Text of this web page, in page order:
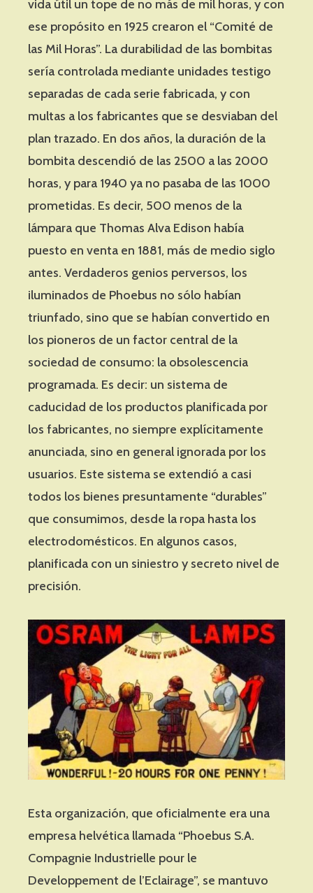
vida útil un tope de no más de mil horas, y con
ese propósito en 1925 crearon el “Comité de
las Mil Horas”. La durabilidad de las bombitas
sería controlada mediante unidades testigo
separadas de cada serie fabricada, y con
multas a los fabricantes que se desviaban del
plan trazado. En dos años, la duración de la
bombita descendió de las 2500 a las 2000
horas, y para 1940 ya no pasaba de las 1000
prometidas. Es decir, 500 menos de la
lámpara que Thomas Alva Edison había
puesto en venta en 1881, más de medio siglo
antes. Verdaderos genios perversos, los
iluminados de Phoebus no sólo habían
triunfado, sino que se habían convertido en
los pioneros de un factor central de la
sociedad de consumo: la obsolescencia
programada. Es decir: un sistema de
caducidad de los productos planificada por
los fabricantes, no siempre explícitamente
anunciada, sino en general ignorada por los
usuarios. Este sistema se extendió a casi
todos los bienes presuntamente “durables”
que consumimos, desde la ropa hasta los
electrodomésticos. En algunos casos,
planificada con un siniestro y secreto nivel de
precisión.
Esta organización, que oficialmente era una
empresa helvética llamada “Phoebus S.A.
Compagnie Industrielle pour le
Developpement de l’Eclairage”, se mantuvo